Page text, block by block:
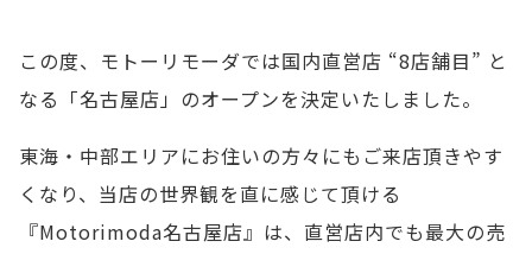
この度、モトーリモーダでは国内直営店 “8店舗目” と
なる「名古屋店」のオープンを決定いたしました。
東海・中部エリアにお住いの方々にもご来店頂きやす
くなり、当店の世界観を直に感じて頂ける
『Motorimoda名古屋店』は、直営店内でも最大の売